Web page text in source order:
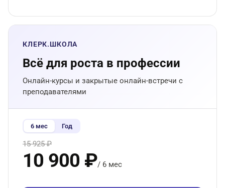
КЛЕРК.ШКОЛА
Всё для роста в профессии
Онлайн-курсы и закрытые онлайн-встречи с
преподавателями
6 мес Год
15 925 ₽
10 900 ₽/ 6 мес